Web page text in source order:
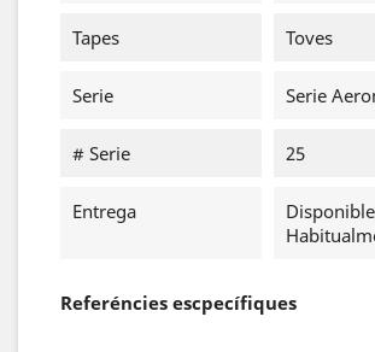
Tapes Toves
Serie Serie
# Serie 25
Entrega
Disponible
Referéncies escpecífiques